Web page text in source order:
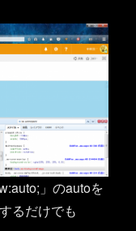
」のautoを
るだけでも